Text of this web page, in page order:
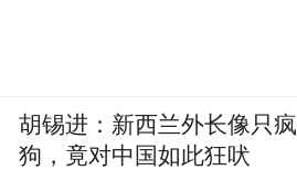
胡锡进：新西兰外长像只疯
狗，竟对中国如此狂吠